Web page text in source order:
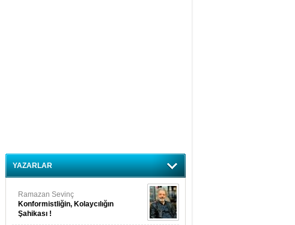
YAZARLAR
Ramazan Sevinç
Konformistliğin, Kolaycılığın
Şahikası !